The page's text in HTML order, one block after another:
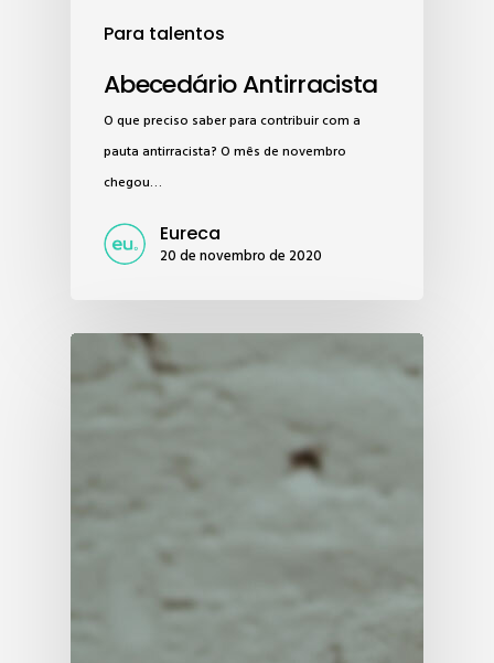
Para talentos
Abecedário Antirracista
O que preciso saber para contribuir com a
pauta antirracista? O mês de novembro
chegou…
Eureca
20 de novembro de 2020